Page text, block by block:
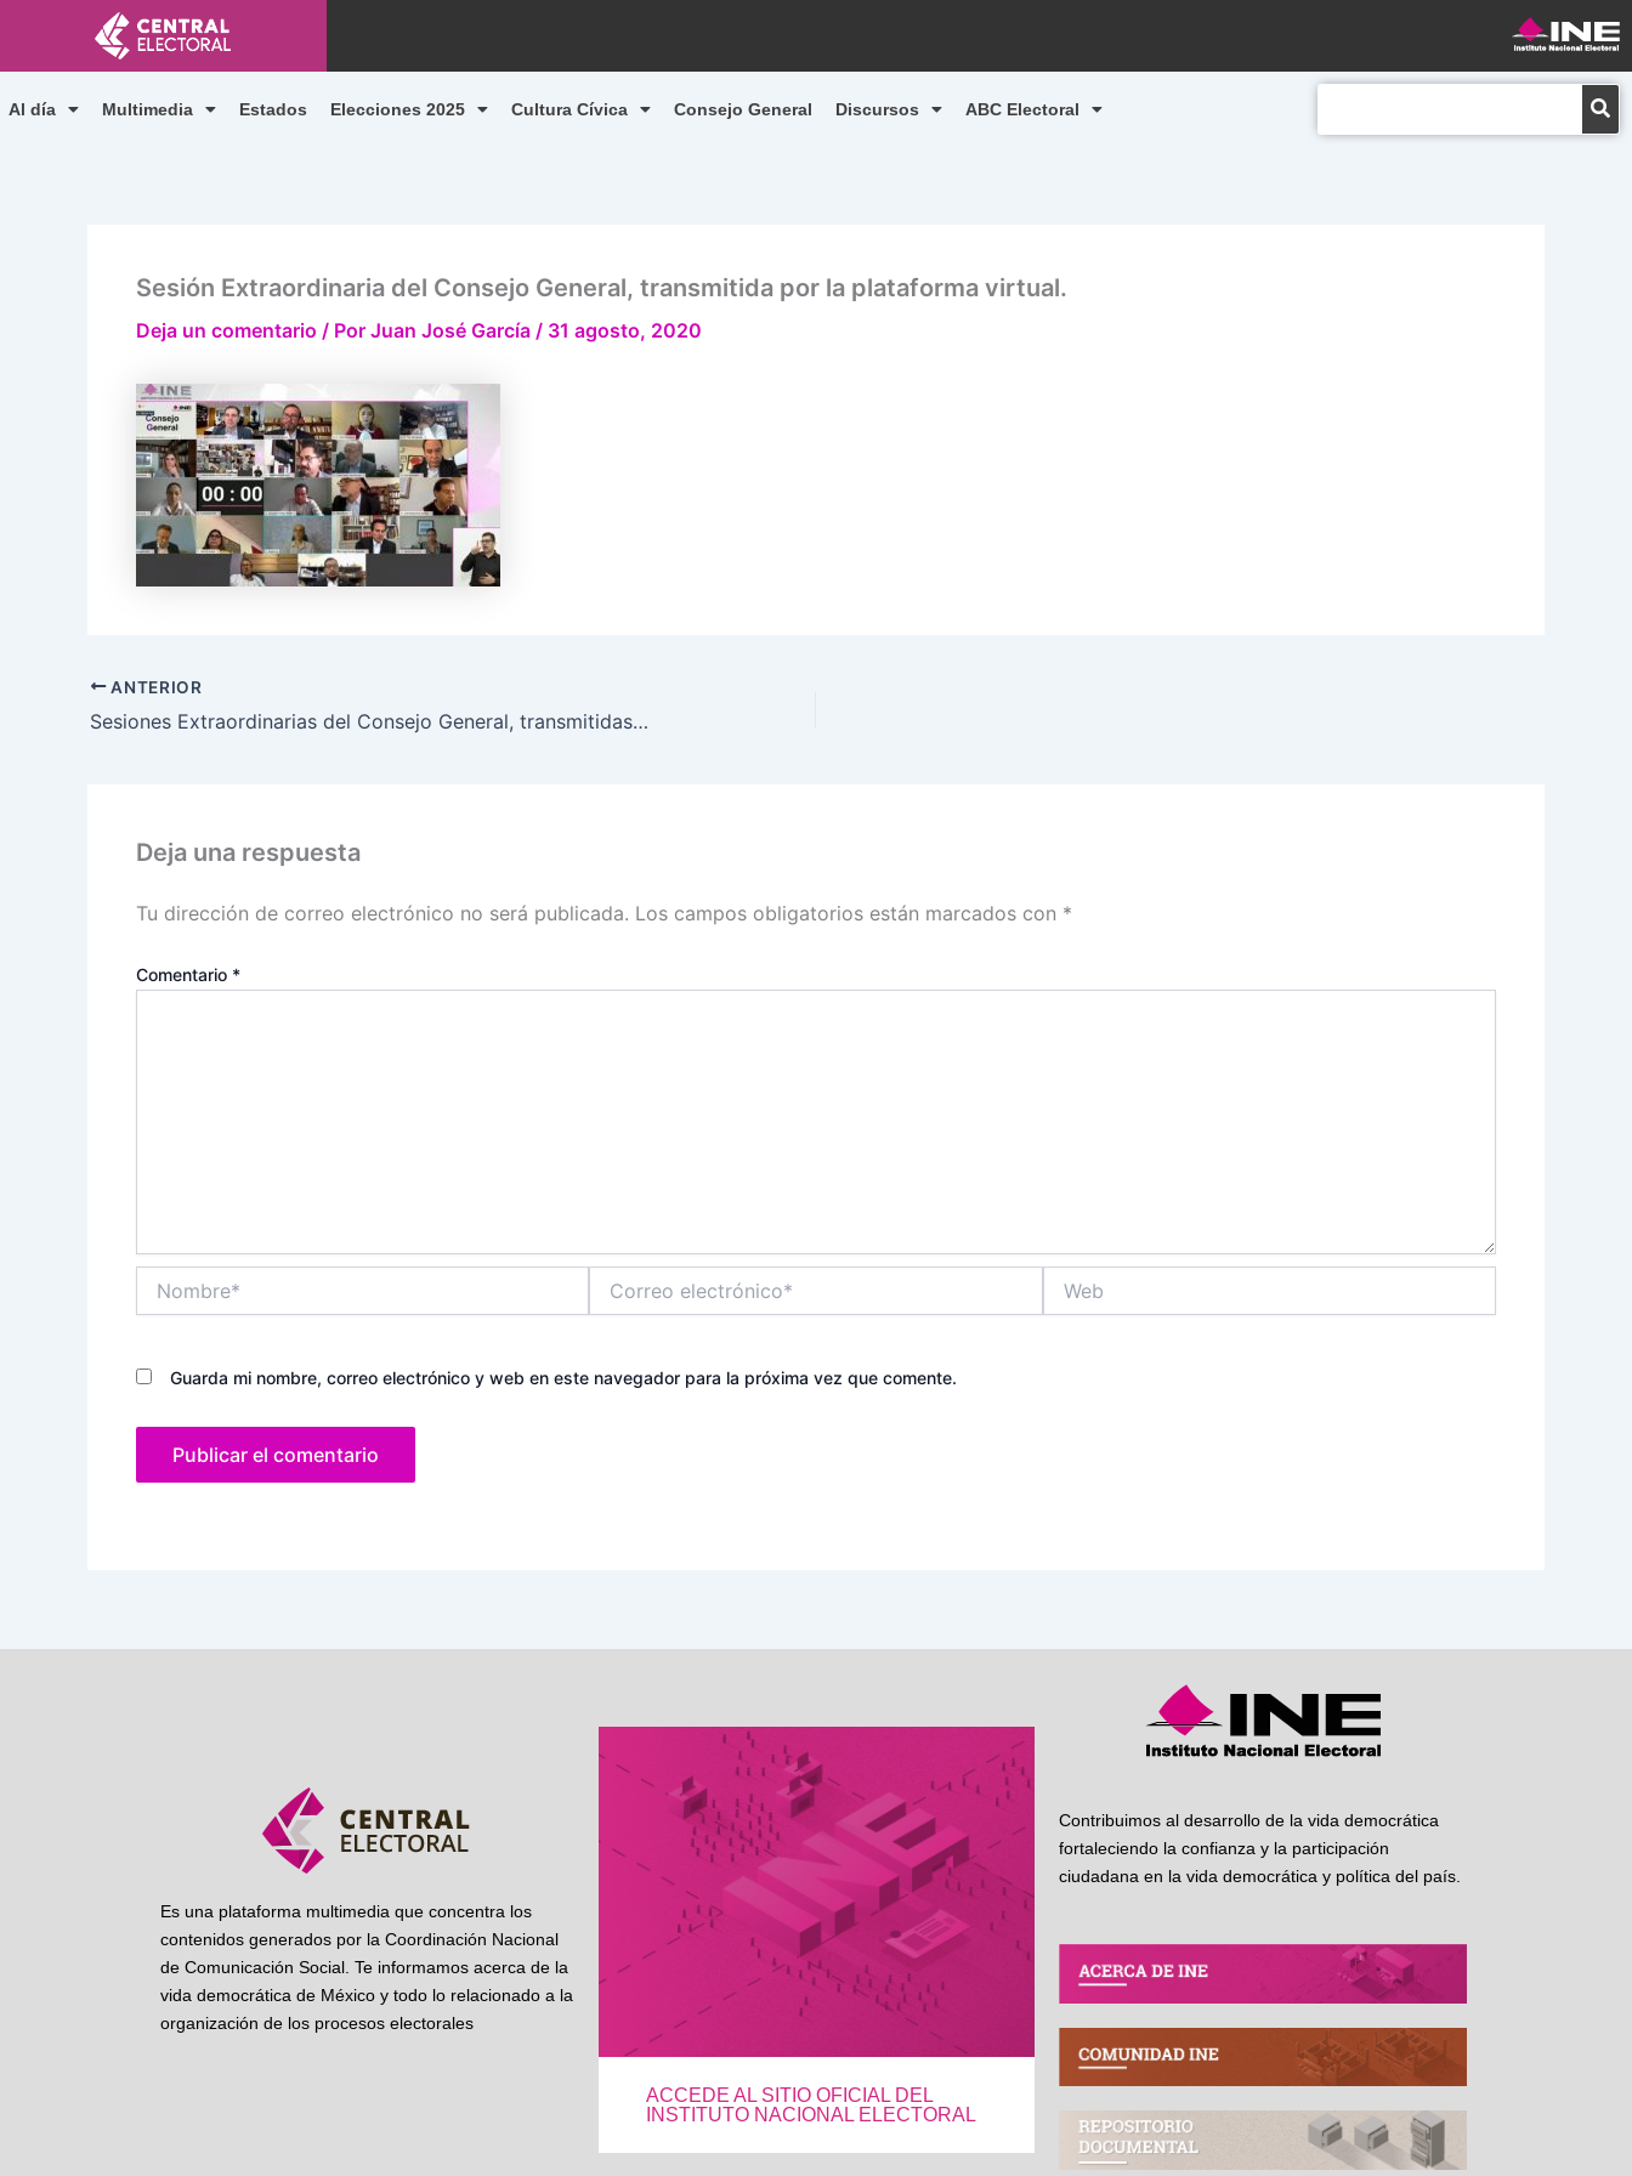
contenido
Al día Multimedia Estados Elecciones 2025 Cultura Cívica Consejo General Discursos ABC Electoral
Sesión Extraordinaria del Consejo General, transmitida por la plataforma virtual.
Deja un comentario / Por Juan José García / 31 agosto, 2020
ANTERIOR
Sesiones Extraordinarias del Consejo General, transmitidas por la plataforma virtual, el día 31 de agosto de 2020
Deja una respuesta
Tu dirección de correo electrónico no será publicada. Los campos obligatorios están marcados con *
Comentario *
electrónico*
Guarda mi nombre, correo electrónico y web en este navegador para la próxima vez que comente.
Es una plataforma multimedia que concentra los
contenidos generados por la Coordinación Nacional
de Comunicación Social. Te informamos acerca de la
vida democrática de México y todo lo relacionado a la
organización de los procesos electorales
ACCEDE AL SITIO OFICIAL DEL
INSTITUTO NACIONAL ELECTORAL
Contribuimos al desarrollo de la vida democrática
fortaleciendo la confianza y la participación
ciudadana en la vida democrática y política del país.